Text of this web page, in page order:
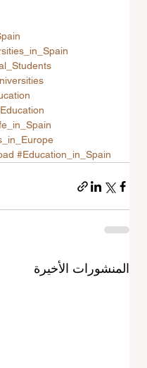
#Education_in_Spain
المنشورات الأخيرة